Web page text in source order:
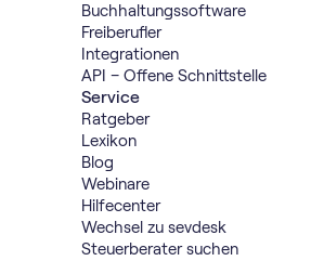
Buch­haltungs­software
Freiberufler
Integrationen
API – Offene Schnittstelle
Service
Ratgeber
Lexikon
Blog
Webinare
Hilfecenter
Wechsel zu sevdesk
Steuerberater suchen